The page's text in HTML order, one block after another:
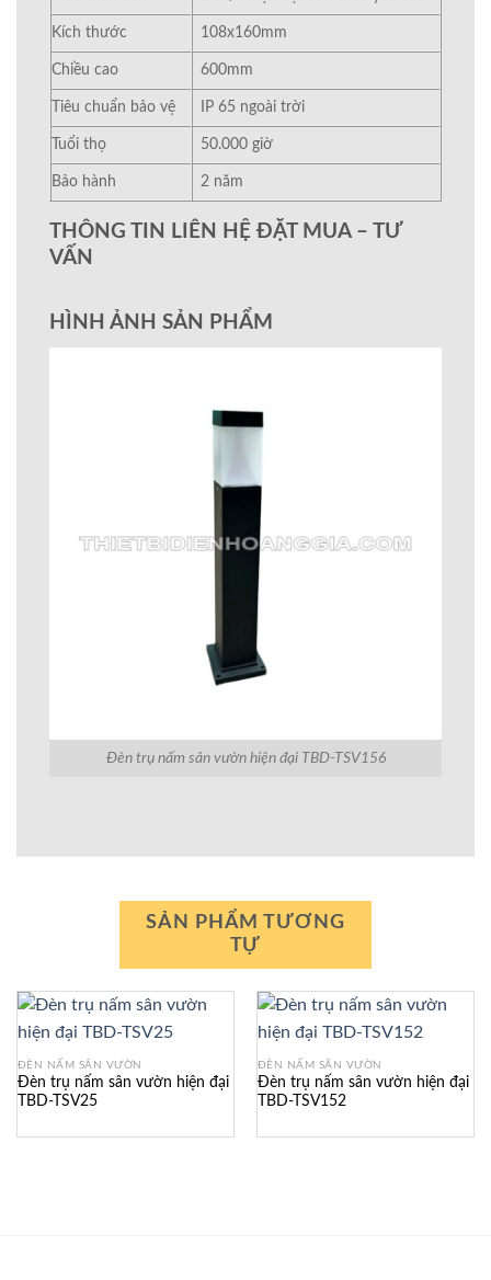
Kích thước 108x160mm
Chiều cao 600mm
Tiêu chuẩn bảo vệ IP 65 ngoài trời
Tuổi thọ 50.000 giờ
Bảo hành 2 năm
THÔNG TIN LIÊN HỆ ĐẶT MUA – TƯ
VẤN
HÌNH ẢNH SẢN PHẨM
Đèn trụ nấm sân vườn hiện đại TBD-TSV156
SẢN PHẨM TƯƠNG
TỰ
ĐÈN NẤM SÂN VƯỜN
Đèn trụ nấm sân vườn hiện đại
TBD-TSV25
ĐÈN NẤM SÂN VƯỜN
Đèn trụ nấm sân vườn hiện đại
TBD-TSV152